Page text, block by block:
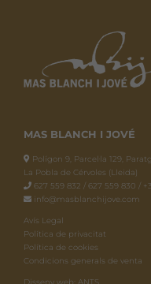
MAS BLANCH I JOVÉ
Polígon 9, Parcel·la 129,
La Pobla de Cérvoles (Lleida)
627 559 832 / 627 559 830 /
info@masblanchijove.com
Avís Legal
Política de privacitat
Política de cookies
Condicions generals de venta